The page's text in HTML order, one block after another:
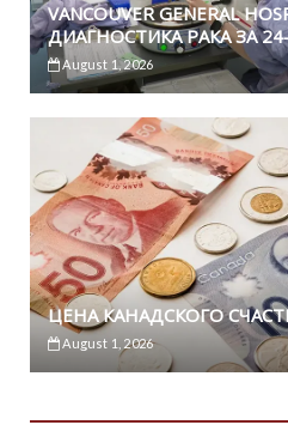
VANCOUVER GENERAL
ДИАГНОСТИКА РАКА ЗА
August 1, 2026
ЦЕНА КАНАДСКОГО
August 1, 2026